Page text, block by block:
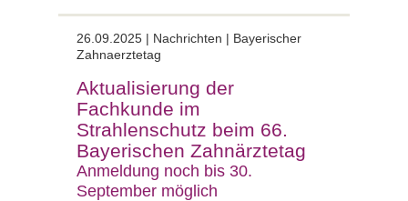
26.09.2025 | Nachrichten | Bayerischer
Zahnaerztetag
Aktualisierung der
Fachkunde im
Strahlenschutz beim 66.
Bayerischen Zahnärztetag
Anmeldung noch bis 30.
September möglich